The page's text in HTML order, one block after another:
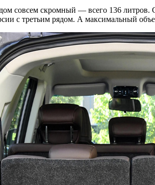
совсем скромный — всего 136
с третьим рядом. А максимальный